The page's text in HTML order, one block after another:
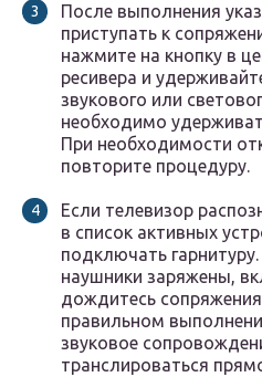
После выполнения
приступать к
нажмите на кнопку в
ресивера и
звукового или
необходимо
При необходимости
повторите процедуру.
Если телевизор
в список активных
подключать
наушники заряжены,
дождитесь
правильном
звуковое
транслироваться